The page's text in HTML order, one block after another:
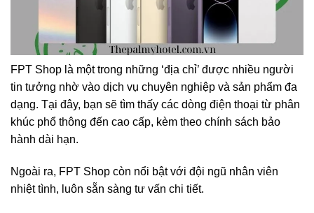
FPT Shop là một trong những ‘địa chỉ’ được nhiều người
tin tưởng nhờ vào dịch vụ chuyên nghiệp và sản phẩm đa
dạng. Tại đây, bạn sẽ tìm thấy các dòng điện thoại từ phân
khúc phổ thông đến cao cấp, kèm theo chính sách bảo
hành dài hạn.
Ngoài ra, FPT Shop còn nổi bật với đội ngũ nhân viên
nhiệt tình, luôn sẵn sàng tư vấn chi tiết.